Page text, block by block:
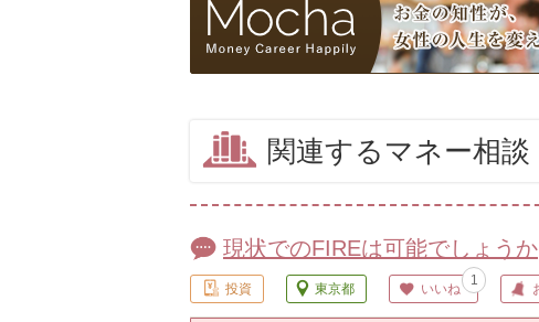
関連するマネー相談
現状でのFIREは可能でしょうか
投資 東京都 いいね
1